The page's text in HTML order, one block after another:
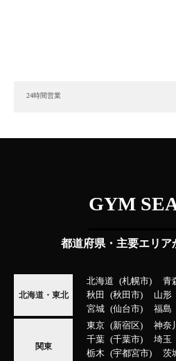
24時間営業
GYM
都道府県・主要エリア
北海道・東北
北海道 札幌市 青
秋田
秋田市 山形
宮城
仙台市 福島
関東
東京 新宿区 神奈
千葉
千葉市 埼玉
栃木
宇都宮市 茨